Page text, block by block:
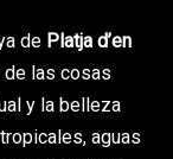
de Platja d’en
las cosas
y la belleza
aguas